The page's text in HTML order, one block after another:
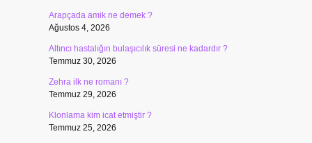
Arapçada amik ne demek ?
Ağustos 4, 2026
Altıncı hastalığın bulaşıcılık süresi ne kadardır ?
Temmuz 30, 2026
Zehra ilk ne romanı ?
Temmuz 29, 2026
Klonlama kim icat etmiştir ?
Temmuz 25, 2026